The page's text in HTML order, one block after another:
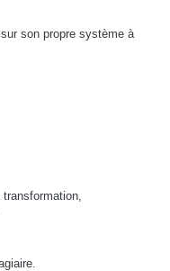
son propre système à